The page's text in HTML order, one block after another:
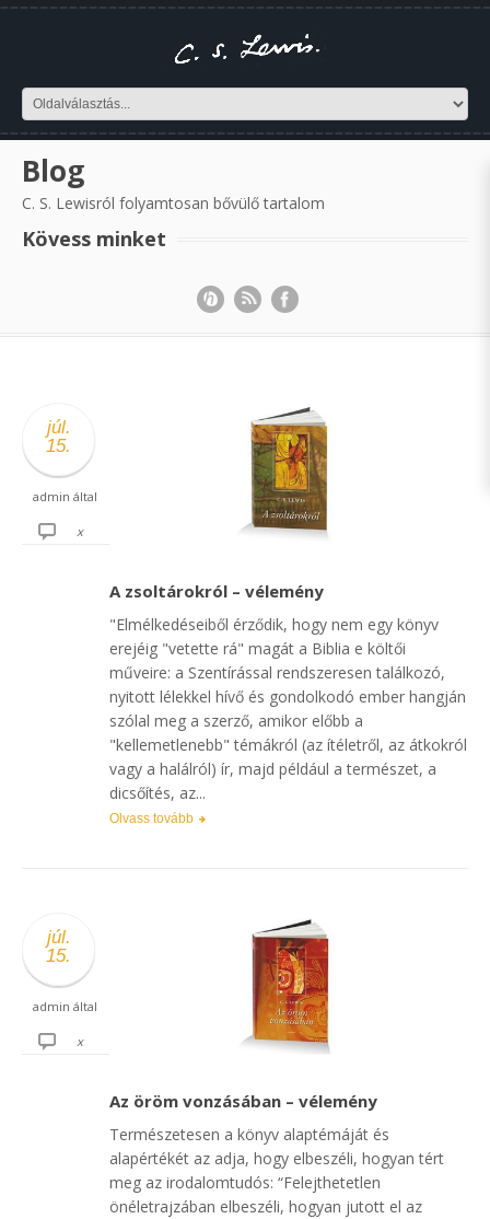
Blog
C. S. Lewisról folyamtosan bővülő tartalom
Kövess minket
júl.
15.
admin által
x
A zsoltárokról – vélemény
"Elmélkedéseiből érződik, hogy nem egy könyv
erejéig "vetette rá" magát a Biblia e költői
műveire: a Szentírással rendszeresen találkozó,
nyitott lélekkel hívő és gondolkodó ember hangján
szólal meg a szerző, amikor előbb a
"kellemetlenebb" témákról (az ítéletről, az átkokról
vagy a halálról) ír, majd például a természet, a
dicsőítés, az...
Olvass tovább
júl.
15.
admin által
x
Az öröm vonzásában – vélemény
Természetesen a könyv alaptémáját és
alapértékét az adja, hogy elbeszéli, hogyan tért
meg az irodalomtudós: “Felejthetetlen
önéletrajzában elbeszéli, hogyan jutott el az